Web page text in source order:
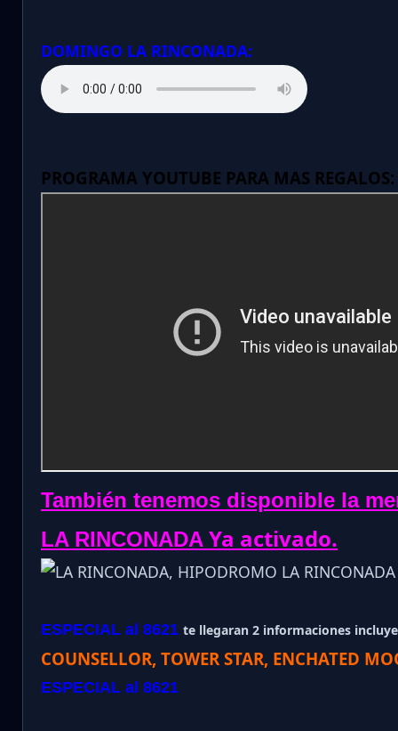
DOMINGO LA RINCONADA:
PROGRAMA YOUTUBE PARA MAS REGALOS:
También tenemos disponible la
LA RINCONADA Ya activado.
ESPECIAL al 8621 te llegaran 2 informaciones
COUNSELLOR, TOWER STAR, ENCHATED
ESPECIAL al 8621